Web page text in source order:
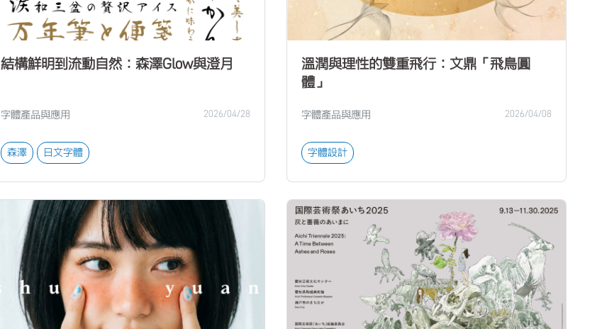
結構鮮明到流動自然：森澤Glow與澄月
字體產品與應用 2026/04/28
森澤 日文字體
溫潤與理性的雙重飛行：文鼎「飛鳥圓
體」
字體產品與應用 2026/04/08
字體設計